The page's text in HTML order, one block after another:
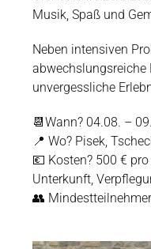
Musik, Spaß und
Neben intensiven
abwechslungsreiche
unvergessliche
📆Wann? 04.08. –
📍 Wo? Pisek,
💶 Kosten? 500 €
Unterkunft,
👥